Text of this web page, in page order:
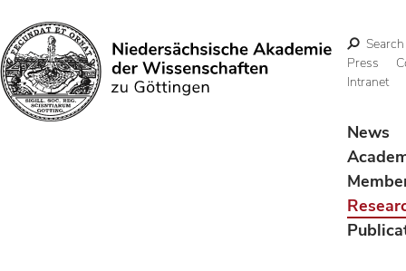
Search
Search
Press
Intranet
News